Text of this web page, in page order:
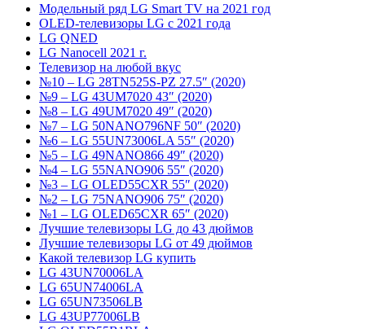
Модельный ряд LG Smart TV на 2021 год
OLED-телевизоры LG с 2021 года
LG QNED
LG Nanocell 2021 г.
Телевизор на любой вкус
№10 – LG 28TN525S-PZ 27.5″ (2020)
№9 – LG 43UM7020 43″ (2020)
№8 – LG 49UM7020 49″ (2020)
№7 – LG 50NANO796NF 50″ (2020)
№6 – LG 55UN73006LA 55″ (2020)
№5 – LG 49NANO866 49″ (2020)
№4 – LG 55NANO906 55″ (2020)
№3 – LG OLED55CXR 55″ (2020)
№2 – LG 75NANO906 75″ (2020)
№1 – LG OLED65CXR 65″ (2020)
Лучшие телевизоры LG до 43 дюймов
Лучшие телевизоры LG от 49 дюймов
Какой телевизор LG купить
LG 43UN70006LA
LG 65UN74006LA
LG 65UN73506LB
LG 43UP77006LB